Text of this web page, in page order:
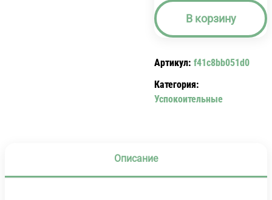
НООБУТ
ТАБЛ.
0.25
N
20
В корзину
Артикул: f41c8bb051d0
Категория:
Успокоительные
Описание